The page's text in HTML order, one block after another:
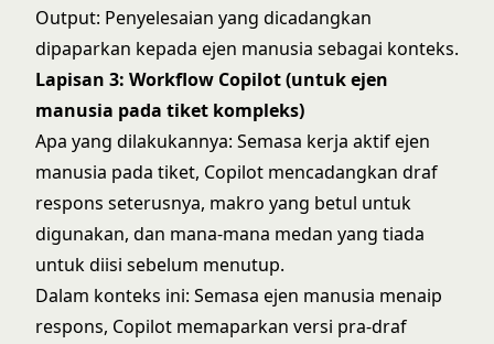
Output: Penyelesaian yang dicadangkan
dipaparkan kepada ejen manusia sebagai konteks.
Lapisan 3: Workflow Copilot (untuk ejen
manusia pada tiket kompleks)
Apa yang dilakukannya: Semasa kerja aktif ejen
manusia pada tiket, Copilot mencadangkan draf
respons seterusnya, makro yang betul untuk
digunakan, dan mana-mana medan yang tiada
untuk diisi sebelum menutup.
Dalam konteks ini: Semasa ejen manusia menaip
respons, Copilot memaparkan versi pra-draf